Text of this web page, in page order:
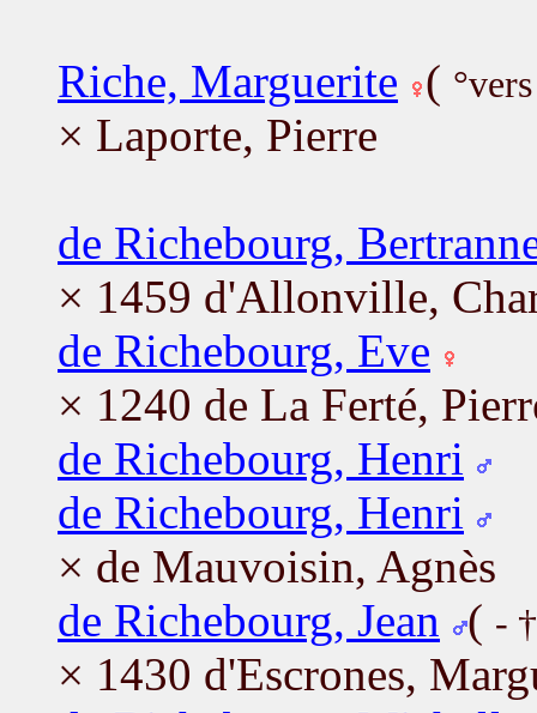
Riche, Marguerite (
× Laporte, Pierre
de Richebourg,
× 1459 d'Allonville,
de Richebourg, Eve
× 1240 de La Ferté,
de Richebourg, Henri
de Richebourg, Henri
× de Mauvoisin, Agnès
de Richebourg, Jean
( -
× 1430 d'Escrones,